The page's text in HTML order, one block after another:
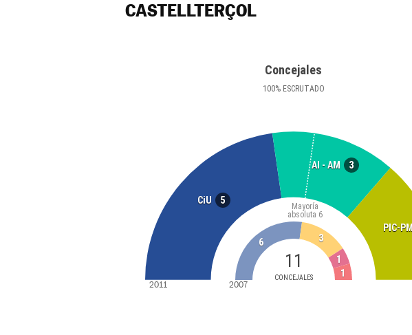
CASTELLTERÇOL
Concejales
100%ESCRUTADO
CiU 5
AI - AM 3
PIC-PM
11
CONCEJALES
Mayoría
absoluta 6
6
3
1
1
2011 2007